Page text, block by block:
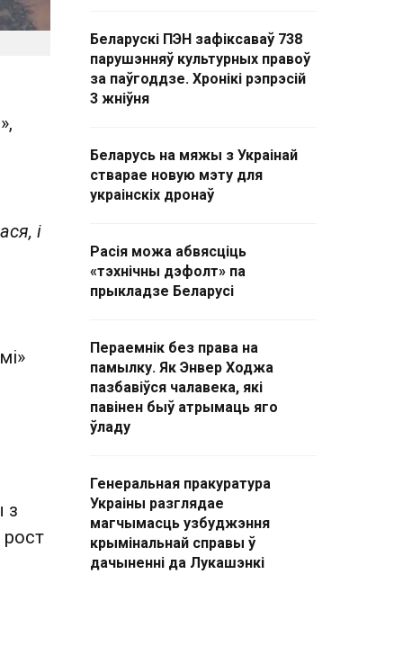
і
з
Беларускі ПЭН зафіксаваў 738
парушэнняў культурных правоў
за паўгоддзе. Хронікі рэпрэсій
3 жніўня
Беларусь на мяжы з Украінай
стварае новую мэту для
украінскіх дронаў
Расія можа абвясціць
«тэхнічны дэфолт» па
прыкладзе Беларусі
Пераемнік без права на
памылку. Як Энвер Ходжа
пазбавіўся чалавека, які
павінен быў атрымаць яго
ўладу
Генеральная пракуратура
Украіны разглядае
магчымасць узбуджэння
крымінальнай справы ў
дачыненні да Лукашэнкі